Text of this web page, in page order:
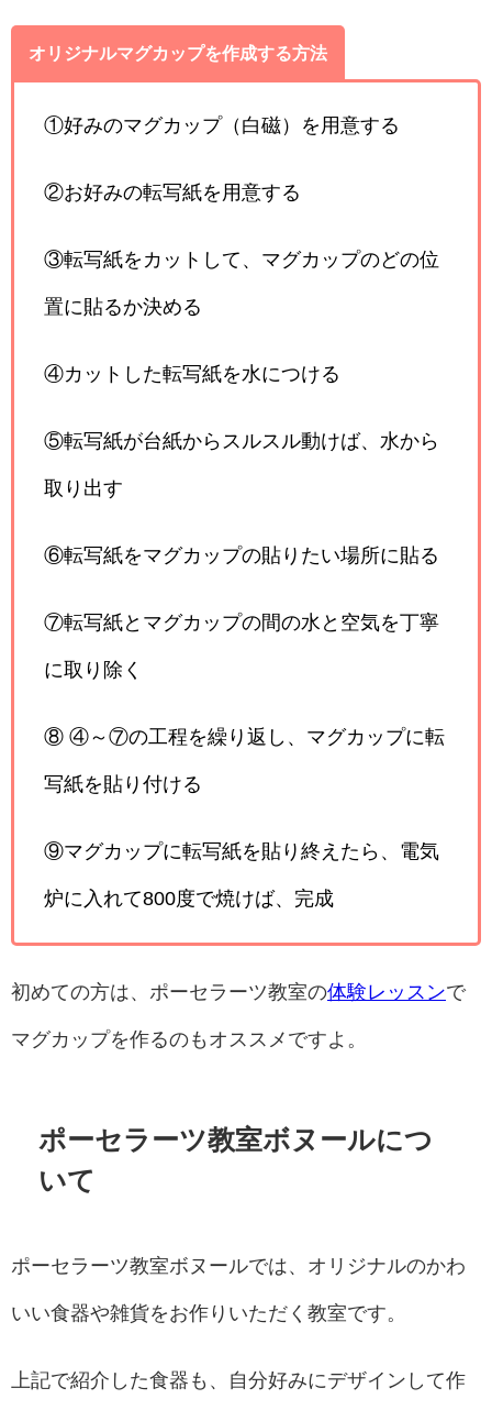
オリジナルマグカップを作成する方法
①好みのマグカップ（白磁）を用意する
②お好みの転写紙を用意する
③転写紙をカットして、マグカップのどの位
置に貼るか決める
④カットした転写紙を水につける
⑤転写紙が台紙からスルスル動けば、水から
取り出す
⑥転写紙をマグカップの貼りたい場所に貼る
⑦転写紙とマグカップの間の水と空気を丁寧
に取り除く
⑧ ④～⑦の工程を繰り返し、マグカップに転
写紙を貼り付ける
⑨マグカップに転写紙を貼り終えたら、電気
炉に入れて800度で焼けば、完成
初めての方は、ポーセラーツ教室の体験レッスンで
マグカップを作るのもオススメですよ。
ポーセラーツ教室ボヌールにつ
いて
ポーセラーツ教室ボヌールでは、オリジナルのかわ
いい食器や雑貨をお作りいただく教室です。
上記で紹介した食器も、自分好みにデザインして作